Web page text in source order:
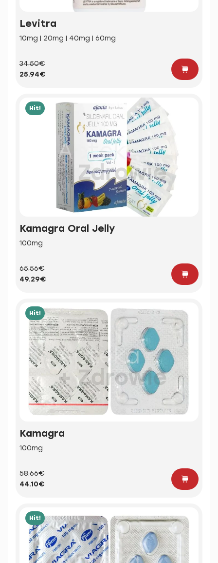
Levitra
10mg | 20mg | 40mg | 60mg
34.50€
25.94€
Hit!
Kamagra Oral Jelly
100mg
65.56€
49.29€
Hit!
Kamagra
100mg
58.66€
44.10€
Hit!